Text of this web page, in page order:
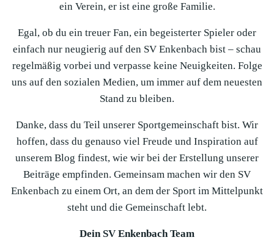
ein Verein, er ist eine große Familie.
Egal, ob du ein treuer Fan, ein begeisterter Spieler oder
einfach nur neugierig auf den SV Enkenbach bist – schau
regelmäßig vorbei und verpasse keine Neuigkeiten. Folge
uns auf den sozialen Medien, um immer auf dem neuesten
Stand zu bleiben.
Danke, dass du Teil unserer Sportgemeinschaft bist. Wir
hoffen, dass du genauso viel Freude und Inspiration auf
unserem Blog findest, wie wir bei der Erstellung unserer
Beiträge empfinden. Gemeinsam machen wir den SV
Enkenbach zu einem Ort, an dem der Sport im Mittelpunkt
steht und die Gemeinschaft lebt.
Dein SV Enkenbach Team